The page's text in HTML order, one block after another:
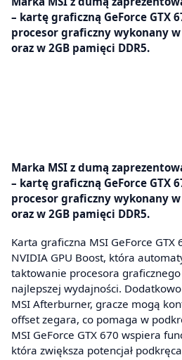
– kartę graficzną GeForce GTX
procesor graficzny wykonany
oraz w 2GB pamięci DDR5.
Marka MSI z dumą
– kartę graficzną GeForce GTX
procesor graficzny wykonany
oraz w 2GB pamięci DDR5.
Karta graficzna MSI GeForce
NVIDIA GPU Boost, która
taktowanie procesora
najlepszej wydajności.
MSI Afterburner, gracze mogą
offset zegara, co pomaga w
MSI GeForce GTX 670 wspiera
która zwiększa potencjał